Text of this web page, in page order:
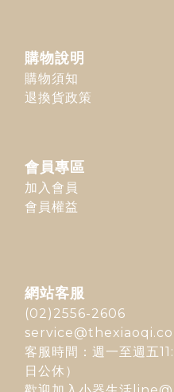
購物說明
購物須知
退換貨政策
會員專區
加入會員
會員權益
網站客服
(02)2556-2606
客服時間：週一至週五
日公休）